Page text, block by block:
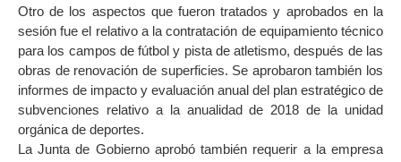
Otro de los aspectos que fueron tratados y aprobados en la
sesión fue el relativo a la contratación de equipamiento técnico
para los campos de fútbol y pista de atletismo, después de las
obras de renovación de superficies. Se aprobaron también los
informes de impacto y evaluación anual del plan estratégico de
subvenciones relativo a la anualidad de 2018 de la unidad
orgánica de deportes.
La Junta de Gobierno aprobó también requerir a la empresa